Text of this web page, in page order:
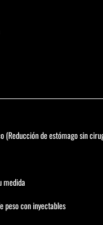
(Reducción de estómago sin
medida
peso con inyectables